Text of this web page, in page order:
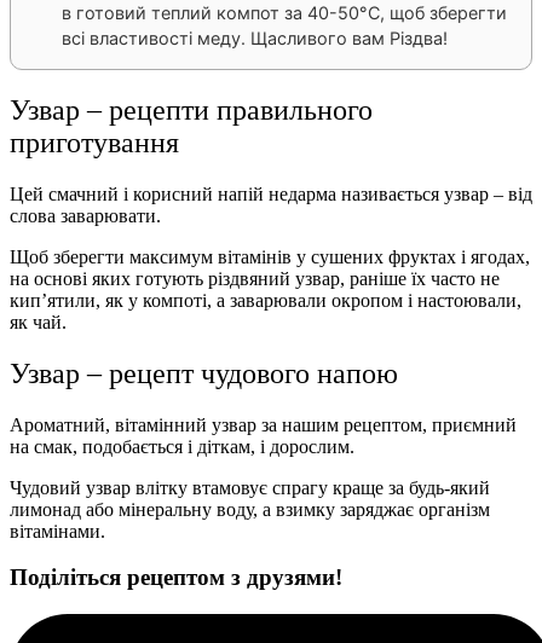
в готовий теплий компот за 40-50°С, щоб зберегти
всі властивості меду. Щасливого вам Різдва!
Узвар – рецепти правильного
приготування
Цей смачний і корисний напій недарма називається узвар – від
слова заварювати.
Щоб зберегти максимум вітамінів у сушених фруктах і ягодах,
на основі яких готують різдвяний узвар, раніше їх часто не
кип’ятили, як у компоті, а заварювали окропом і настоювали,
як чай.
Узвар – рецепт чудового напою
Ароматний, вітамінний узвар за нашим рецептом, приємний
на смак, подобається і діткам, і дорослим.
Чудовий узвар влітку втамовує спрагу краще за будь-який
лимонад або мінеральну воду, а взимку заряджає організм
вітамінами.
Поділіться рецептом з друзями!